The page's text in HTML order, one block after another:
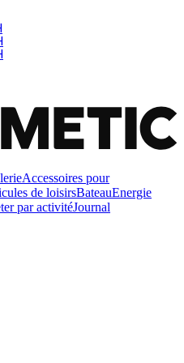
Accessoires pour
de loisirsBateauEnergie
par activitéJournal